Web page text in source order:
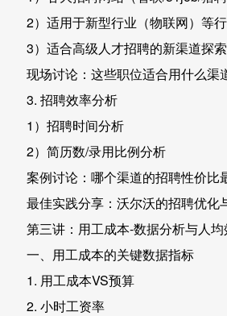
2）适用于新型行业（物联网）等
3）适合高级人才招聘的新渠道探索
现场讨论：这些职位适合用什么渠
3. 招聘效率分析
1）招聘时间分析
2）简历数/录用比例分析
案例讨论：哪个渠道的招聘性价比
最佳实践分享：沃尔沃的招聘优化
第三讲：用工成本-数据分析与人
一、用工成本的关键数据指标
1. 用工成本VS预算
2. 小时工资率